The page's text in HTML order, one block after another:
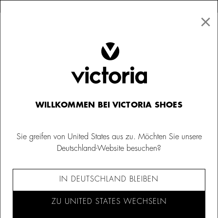
×
WILLKOMMEN BEI VICTORIA SHOES
Sie greifen von United States aus zu. Möchten Sie unsere
Deutschland-Website besuchen?
IN DEUTSCHLAND BLEIBEN
ZU UNITED STATES WECHSELN